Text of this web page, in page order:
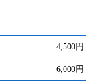
4,500円
6,000円